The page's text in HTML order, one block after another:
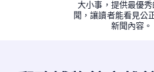
大小事，提供最優
聞，讓讀者能看見公
新聞內容。